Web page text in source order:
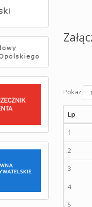
Pokaż
Lp
1
2
3
4
5